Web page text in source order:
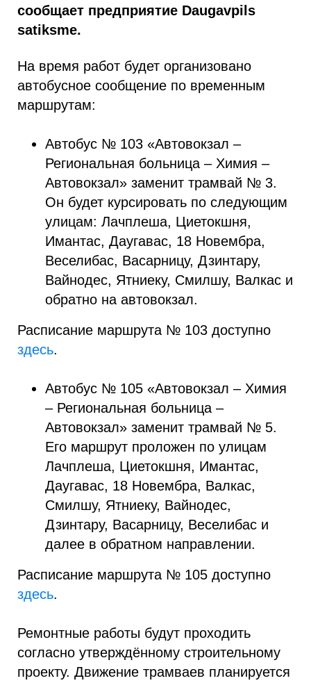
сообщает предприятие Daugavpils
satiksme.
На время работ будет организовано
автобусное сообщение по временным
маршрутам:
Автобус № 103 «Автовокзал –
Региональная больница – Химия –
Автовокзал» заменит трамвай № 3.
Он будет курсировать по следующим
улицам: Лачплеша, Циетокшня,
Имантас, Даугавас, 18 Новембра,
Веселибас, Васарницу, Дзинтару,
Вайнодес, Ятниеку, Смилшу, Валкас и
обратно на автовокзал.
Расписание маршрута № 103 доступно
здесь.
Автобус № 105 «Автовокзал – Химия
– Региональная больница –
Автовокзал» заменит трамвай № 5.
Его маршрут проложен по улицам
Лачплеша, Циетокшня, Имантас,
Даугавас, 18 Новембра, Валкас,
Смилшу, Ятниеку, Вайнодес,
Дзинтару, Васарницу, Веселибас и
далее в обратном направлении.
Расписание маршрута № 105 доступно
здесь.
Ремонтные работы будут проходить
согласно утверждённому строительному
проекту. Движение трамваев планируется